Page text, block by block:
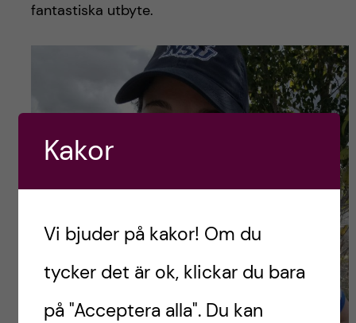
fantastiska utbyte.
Kakor
Vi bjuder på kakor! Om du
tycker det är ok, klickar du bara
på "Acceptera alla". Du kan